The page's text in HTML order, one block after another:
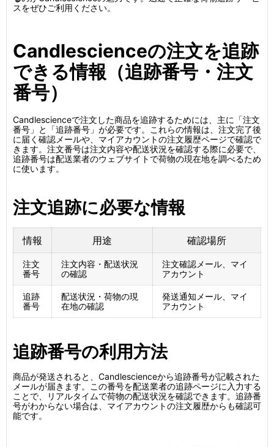
スをぜひご利用ください。
Candlescienceの注文を追跡
できる情報（追跡番号・注文
番号）
Candlescienceで注文した商品を追跡するためには、主に「注文
番号」と「追跡番号」が必要です。これらの情報は、注文完了後
に届く確認メールや、マイアカウントの注文履歴ページで確認で
きます。注文番号は注文内容や配送状況を確認する際に必要で、
追跡番号は配送業者のウェブサイトで荷物の現在地を調べるため
に使います。
注文追跡に必要な情報
情報 用途 確認場所
注文
番号
注文内容・配送状況
の確認
注文確認メール、マイ
アカウント
追跡
番号
配送状況・荷物の現
在地の確認
発送通知メール、マイ
アカウント
追跡番号の利用方法
商品が発送されると、Candlescienceから追跡番号が記載された
メールが届きます。この番号を配送業者の追跡ページに入力する
ことで、リアルタイムで荷物の配送状況を確認できます。追跡番
号がわからない場合は、マイアカウントの注文履歴からも確認可
能です。